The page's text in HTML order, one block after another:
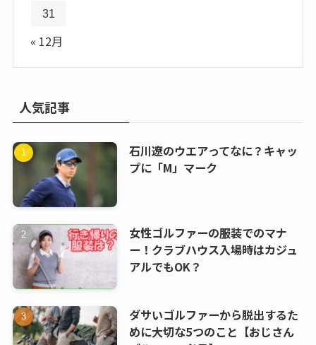
31
« 12月
人気記事
石川遼のウエアってなに？キャッ
プに「M」マーク
女性ゴルファーの服装でのマナ
ー！クラブハウス入場時はカジュ
アルでもOK？
ダサいゴルファーから脱出するた
めに大切な5つのこと【おじさん